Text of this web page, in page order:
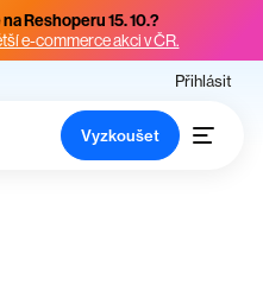
Reshoperu 15. 10.?
e-commerce akci v ČR.
Přihlásit
Vyzkoušet